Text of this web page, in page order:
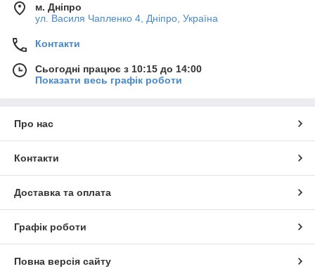
м. Дніпро
ул. Василя Чапленко 4, Дніпро, Україна
Контакти
Сьогодні працює з 10:15 до 14:00
Показати весь графік роботи
Про нас
Контакти
Доставка та оплата
Графік роботи
Повна версія сайту